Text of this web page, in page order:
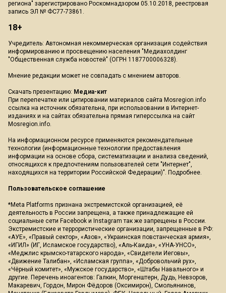
региона" зарегистрировано Роскомнадзором 05.10.2018, реестровая
запись ЭЛ № ФС77-73861.
18+
Учредитель: Автономная некоммерческая организация содействия
информированию и просвещению населения "Медиахолдинг
"Общественная служба новостей" (ОГРН 1187700006328).
Мнение редакции может не совпадать с мнением авторов.
Скачать презентацию: Медиа-кит
При перепечатке или цитировании материалов сайта Mosregion.info
ссылка на источник обязательна, при использовании в Интернет-
изданиях и на сайтах обязательна прямая гиперссылка на сайт
Mosregion.info.
На информационном ресурсе применяются рекомендательные
технологии (информационные технологии предоставления
информации на основе сбора, систематизации и анализа сведений,
относящихся к предпочтениям пользователей сети "Интернет",
находящихся на территории Российской Федерации)". Подробнее.
Пользовательское соглашение
*Meta Platforms признана экстремистской организацией, её
деятельность в России запрещена, а также принадлежащие ей
социальные сети Facebook и Instagram так же запрещены в России.
Экстремистские и террористические организации, запрещенные в РФ:
«АУЕ», «Правый сектор», «Азов», «Украинская повстанческая армия»,
«ИГИЛ» (ИГ, Исламское государство), «Аль-Каида», «УНА-УНСО»,
«Меджлис крымско-татарского народа», «Свидетели Иеговы»,
«Движение Талибан», «Исламская группа», «Добровольчий рух»,
«Чёрный комитет», «Мужское государство», «Штабы Навального» и
другие. Перечень иноагентов: Галкин, Моргенштерн, Дудь, Невзоров,
Макаревич, Гордон, Мирон Фёдоров (Оксимирон), Смольянинов,